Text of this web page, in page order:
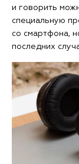
и говорить
специальную
со смартфона,
последних